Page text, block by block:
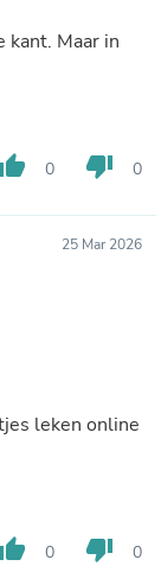
kant. Maar in
thumb_up 0 thumb_down 0
25 Mar 2026
leken online
thumb_up 0 thumb_down 0